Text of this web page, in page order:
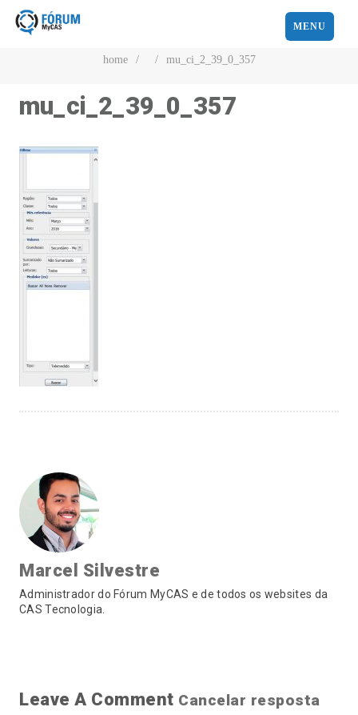
MENU
home / / mu_ci_2_39_0_357
mu_ci_2_39_0_357
Marcel Silvestre
Administrador do Fórum MyCAS e de todos os websites da
CAS Tecnologia.
Leave A Comment Cancelar resposta